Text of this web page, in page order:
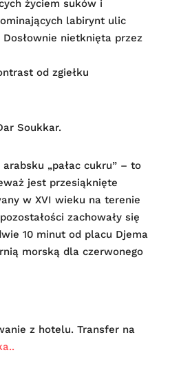
życiem suków i
labirynt ulic
nietknięta przez
od zgiełku
Soukkar.
„pałac cukru” – to
jest przesiąknięte
w XVI wieku na terenie
zachowały się
10 minut od placu Djema
morską dla czerwonego
z hotelu. Transfer na